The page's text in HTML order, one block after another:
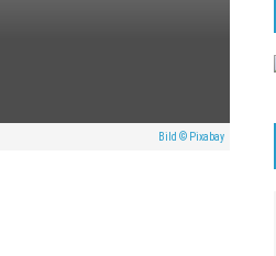
Bild © Pixabay